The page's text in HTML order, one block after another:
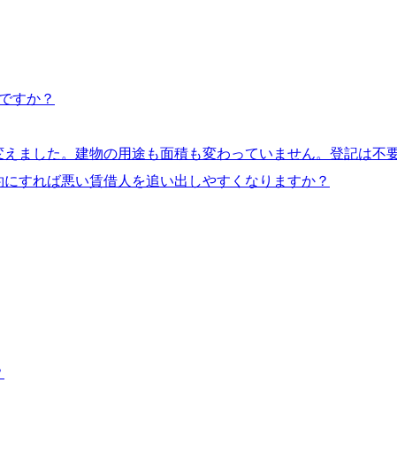
すか？
ました。建物の用途も面積も変わっていません。登記は不
すれば悪い賃借人を追い出しやすくなりますか？